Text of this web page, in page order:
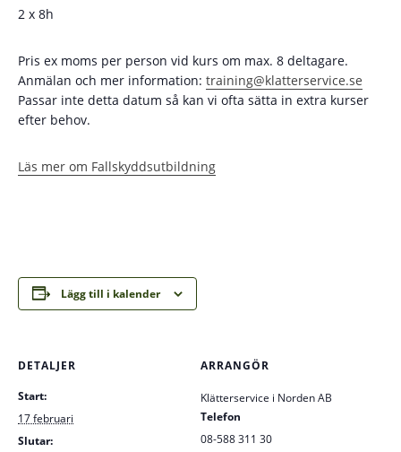
2 x 8h
Pris ex moms per person vid kurs om max. 8 deltagare.
Anmälan och mer information: training@klatterservice.se
Passar inte detta datum så kan vi ofta sätta in extra kurser
efter behov.
Läs mer om Fallskyddsutbildning
Lägg till i kalender
DETALJER
Start:
17 februari
Slutar:
ARRANGÖR
Klätterservice i Norden AB
Telefon
08-588 311 30